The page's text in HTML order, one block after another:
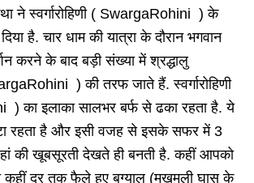
ने स्वर्गारोहिणी ( SwargaRohini ) के
है. चार धाम की यात्रा के दौरान भगवान
करने के बाद बड़ी संख्या में श्रद्धालु
) की तरफ जाते हैं. स्वर्गारोहिणी
का इलाका सालभर बर्फ से ढका रहता है. ये
रहता है और इसी वजह से इसके सफर में 3
की खूबसूरती देखते ही बनती है. कहीं आपको
कहीं दूर तक फैले हुए बुग्याल (मखमली घास के